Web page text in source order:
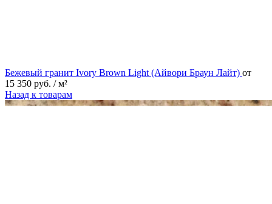
Бежевый гранит Ivory Brown Light (Айвори Браун Лайт) от
15 350 руб. / м²
Назад к товарам